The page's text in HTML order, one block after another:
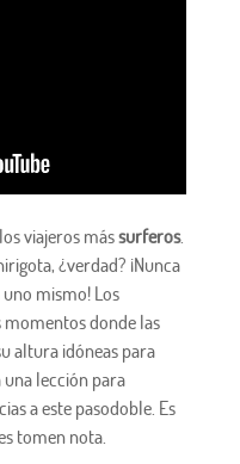
viajeros mássurferos.
¿verdad? ¡Nunca
mismo! Los
momentos donde las
altura idóneas para
lección para
a este pasodoble. Es
tomen nota.